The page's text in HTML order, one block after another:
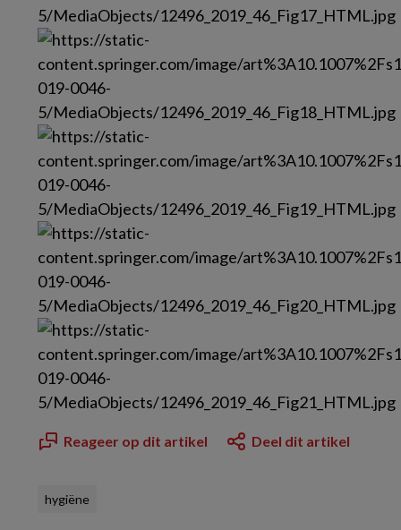
Reageer op dit artikel Deel dit artikel
hygiëne